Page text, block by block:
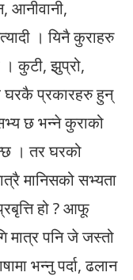
आनीवानी,
। यिनै कुराहरु
कुटी, झुप्रो,
घरकै प्रकारहरु हुन्
छ भन्ने कुराको
। तर घरको
मानिसको सभ्यता
हो ? आफू
मात्र पनि जे जस्तो
भन्नु पर्दा, ढलान